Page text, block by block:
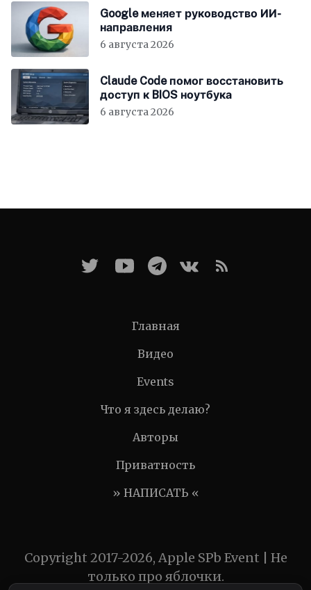
Google меняет руководство ИИ-
направления
6 августа 2026
Claude Code помог восстановить
доступ к BIOS ноутбука
6 августа 2026
Главная
Видео
Events
Что я здесь делаю?
Авторы
Приватность
» НАПИСАТЬ «
Copyright 2017-2026, Apple SPb Event | Не
только про яблочки.